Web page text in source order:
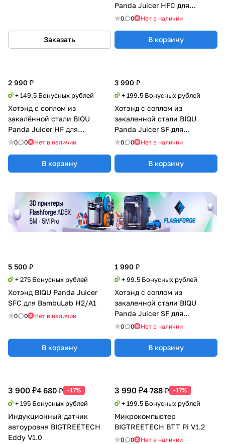
Panda Juicer HFC для
BambuLab H2/A1
0 0 Нет в наличии
В корзину
2 990 ₽
+ 149.5 Бонусных рублей
Хотэнд с соплом из
закалённой стали BIQU
Panda Juicer HF для
BambuLab H2/A1
0 0 Нет в наличии
В корзину
3 990 ₽
+ 199.5 Бонусных рублей
Хотэнд с соплом из
закаленной стали BIQU
Panda Juicer SF для
BambuLab H2/A1
0 0 Нет в наличии
В корзину
5 500 ₽
+ 275 Бонусных рублей
Хотэнд BIQU Panda Juicer
SFC для BambuLab H2/A1
0 0 Нет в наличии
В корзину
1 990 ₽
+ 99.5 Бонусных рублей
Хотэнд с соплом из
закаленной стали BIQU
Panda Juicer SF для
BambuLab A1/A1 Mini
0 0 Нет в наличии
В корзину
Заказать
3 900 ₽4 680 ₽ -17%
+ 195 Бонусных рублей
Индукционный датчик
автоуровня BIGTREETECH
Eddy V1.0
3 990 ₽4 788 ₽ -17%
+ 199.5 Бонусных рублей
Микрокомпьютер
BIGTREETECH BTT Pi V1.2
0 0 Нет в наличии